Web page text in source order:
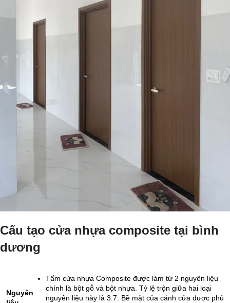
Cấu tạo cửa nhựa composite tại bình
dương
Nguyên
Tấm cửa nhựa Composite được làm từ 2 nguyên liệu
chính là bột gỗ và bột nhựa. Tỷ lệ trộn giữa hai loại
nguyên liệu này là 3:7. Bề mặt của cánh cửa được phủ